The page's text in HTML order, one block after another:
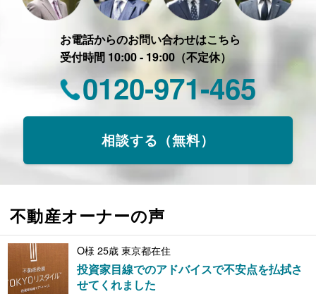
お電話からのお問い合わせはこちら
受付時間 10:00 - 19:00（不定休）
0120-971-465
相談する（無料）
不動産オーナーの声
O様 25歳 東京都在住
投資家目線でのアドバイスで不安点を払拭さ
せてくれました